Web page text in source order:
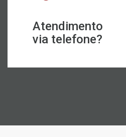
Atendimento
via telefone?